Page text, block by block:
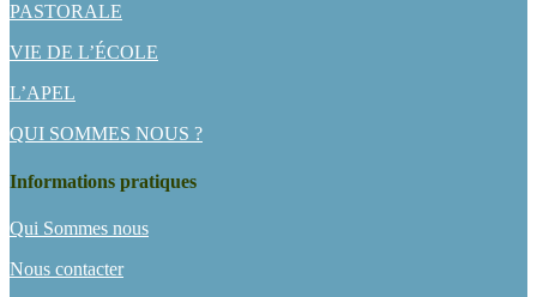
PASTORALE
VIE DE L’ÉCOLE
L’APEL
QUI SOMMES NOUS ?
Informations pratiques
Qui Sommes nous
Nous contacter